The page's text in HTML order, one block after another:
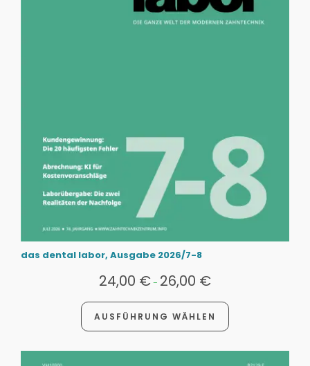
das dental labor, Ausgabe 2026/7-8
24,00 €- 26,00 €
AUSFÜHRUNG WÄHLEN